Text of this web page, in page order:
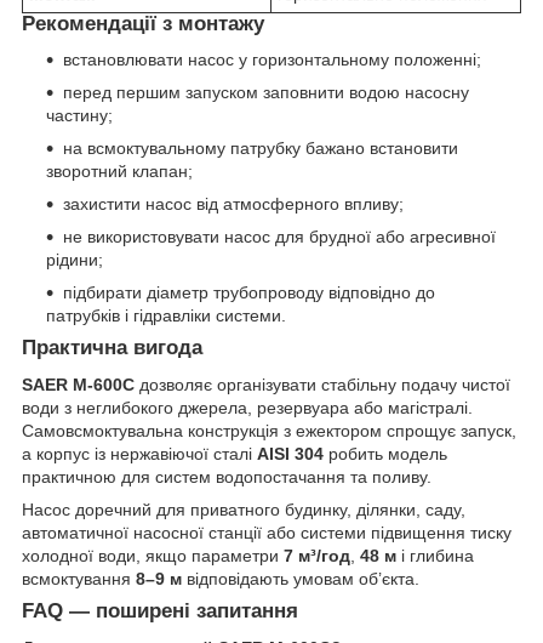
Рекомендації з монтажу
встановлювати насос у горизонтальному положенні;
перед першим запуском заповнити водою насосну
частину;
на всмоктувальному патрубку бажано встановити
зворотний клапан;
захистити насос від атмосферного впливу;
не використовувати насос для брудної або агресивної
рідини;
підбирати діаметр трубопроводу відповідно до
патрубків і гідравліки системи.
Практична вигода
SAER M-600C дозволяє організувати стабільну подачу чистої
води з неглибокого джерела, резервуара або магістралі.
Самовсмоктувальна конструкція з ежектором спрощує запуск,
а корпус із нержавіючої сталі AISI 304 робить модель
практичною для систем водопостачання та поливу.
Насос доречний для приватного будинку, ділянки, саду,
автоматичної насосної станції або системи підвищення тиску
холодної води, якщо параметри 7 м³/год, 48 м і глибина
всмоктування 8–9 м відповідають умовам об’єкта.
FAQ — поширені запитання